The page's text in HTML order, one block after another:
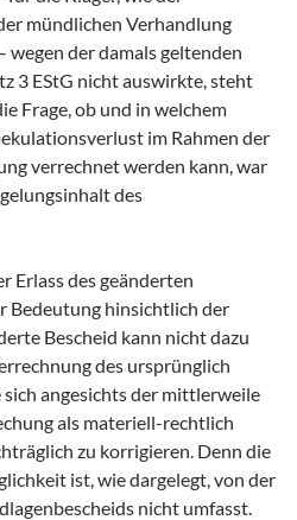
mündlichen Verhandlung
der damals geltenden
3 EStG nicht auswirkte, steht
Frage, ob und in welchem
im Rahmen der
verrechnet werden kann, war
des
Erlass des geänderten
Bedeutung hinsichtlich der
Bescheid kann nicht dazu
des ursprünglich
angesichts der mittlerweile
als materiell-rechtlich
zu korrigieren. Denn die
ist, wie dargelegt, von der
nicht umfasst.